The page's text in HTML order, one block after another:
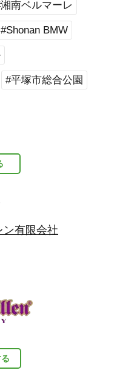
南ベルマーレ
#Shonan BMW
#平塚市総合公園
ン有限会社